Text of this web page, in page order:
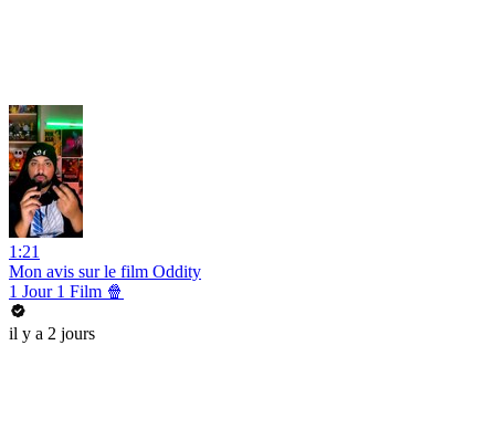
1:21
Mon avis sur le film Oddity
1 Jour 1 Film 🍿
il y a 2 jours